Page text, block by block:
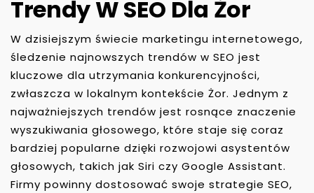
Trendy W SEO Dla Żor
W dzisiejszym świecie marketingu internetowego,
śledzenie najnowszych trendów w SEO jest
kluczowe dla utrzymania konkurencyjności,
zwłaszcza w lokalnym kontekście Żor. Jednym z
najważniejszych trendów jest rosnące znaczenie
wyszukiwania głosowego, które staje się coraz
bardziej popularne dzięki rozwojowi asystentów
głosowych, takich jak Siri czy Google Assistant.
Firmy powinny dostosować swoje strategie SEO,